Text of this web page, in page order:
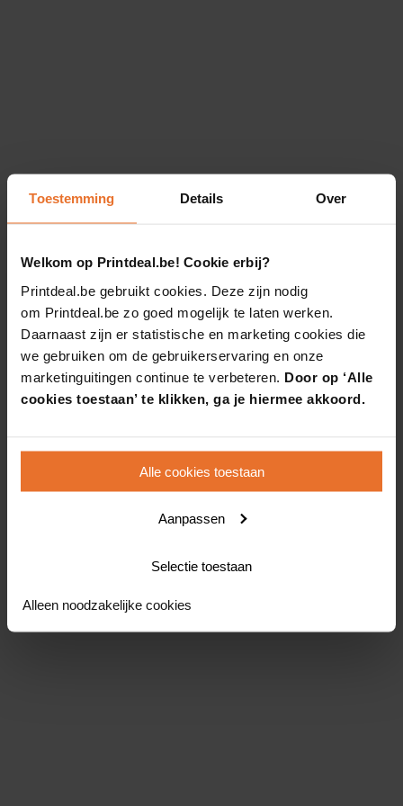
Toestemming Details Over
Welkom op Printdeal.be! Cookie erbij?
Printdeal.be gebruikt cookies. Deze zijn nodig
om Printdeal.be zo goed mogelijk te laten werken.
Daarnaast zijn er statistische en marketing cookies die
we gebruiken om de gebruikerservaring en onze
marketinguitingen continue te verbeteren. Door op ‘Alle
cookies toestaan’ te klikken, ga je hiermee akkoord.
Alle cookies toestaan
Aanpassen
Selectie toestaan
Alleen noodzakelijke cookies